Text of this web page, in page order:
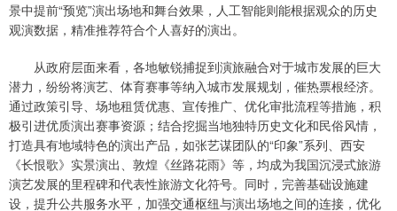
景中提前“预览”演出场地和舞台效果，人工智能则能根据观众的历史
观演数据，精准推荐符合个人喜好的演出。
从政府层面来看，各地敏锐捕捉到演旅融合对于城市发展的巨大
潜力，纷纷将演艺、体育赛事等纳入城市发展规划，催热票根经济。
通过政策引导、场地租赁优惠、宣传推广、优化审批流程等措施，积
极引进优质演出赛事资源；结合挖掘当地独特历史文化和民俗风情，
打造具有地域特色的演出产品，如张艺谋团队的“印象”系列、西安
《长恨歌》实景演出、敦煌《丝路花雨》等，均成为我国沉浸式旅游
演艺发展的里程碑和代表性旅游文化符号。同时，完善基础设施建
设，提升公共服务水平，加强交通枢纽与演出场地之间的连接，优化